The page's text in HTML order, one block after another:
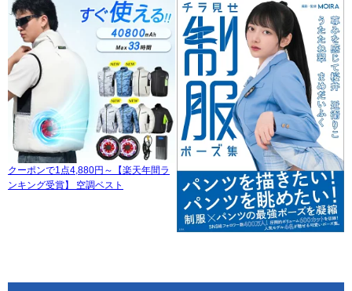
クーポンで1点4,880円～【楽天年間ラ
ンキング受賞】 空調ベスト